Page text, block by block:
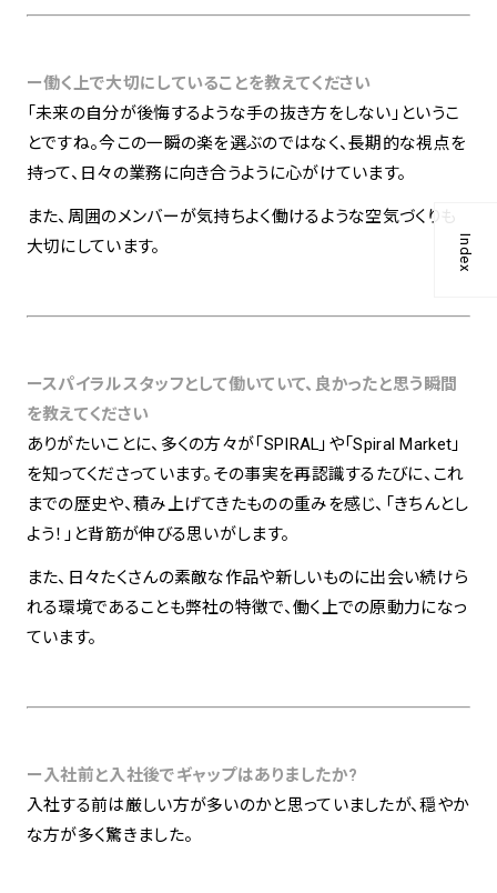
Index
ー働く上で大切にしていることを教えてください
「未来の自分が後悔するような手の抜き方をしない」というこ
とですね。今この一瞬の楽を選ぶのではなく、長期的な視点を
持って、日々の業務に向き合うように心がけています。
また、周囲のメンバーが気持ちよく働けるような空気づくりも
大切にしています。
ースパイラルスタッフとして働いていて、良かったと思う瞬間
を教えてください
ありがたいことに、多くの方々が「SPIRAL」や「Spiral Market」
を知ってくださっています。その事実を再認識するたびに、これ
までの歴史や、積み上げてきたものの重みを感じ、「きちんとし
よう！」と背筋が伸びる思いがします。
また、日々たくさんの素敵な作品や新しいものに出会い続けら
れる環境であることも弊社の特徴で、働く上での原動力になっ
ています。
ー入社前と入社後でギャップはありましたか?
入社する前は厳しい方が多いのかと思っていましたが、穏やか
な方が多く驚きました。